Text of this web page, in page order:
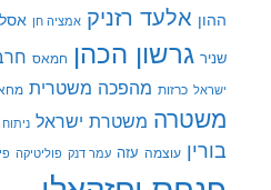
ההון אלעד רזניק אמציה חן
שניר גרשון הכהן חמאס
ישראל כרזות מהפכה משטרית
משטרה משטרת ישראל
בורין עוצמה עזה עמר דנק פוליטיקה